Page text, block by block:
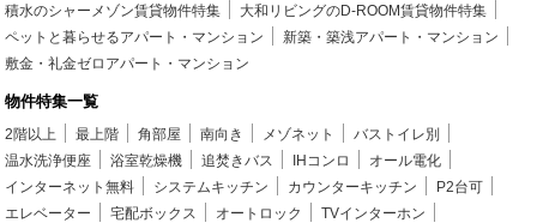
積水のシャーメゾン賃貸物件特集
大和リビングのD-ROOM賃貸物件特集
ペットと暮らせるアパート・マンション
新築・築浅アパート・マンション
敷金・礼金ゼロアパート・マンション
物件特集一覧
2階以上 最上階 角部屋 南向き メゾネット
バストイレ別
温水洗浄便座
浴室乾燥機 追焚きバス IHコンロ
オール電化
インターネット無料
システムキッチン カウンターキッチン
P2台可
エレベーター
宅配ボックス オートロック
TVインターホン